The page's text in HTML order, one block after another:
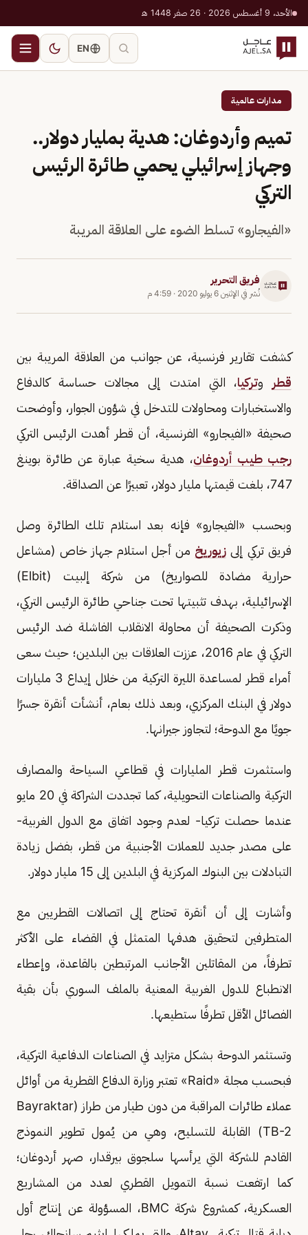
الأحد، 9 أغسطس 2026 · 26 صفر 1448 هـ
EN
مدارات عالمية
تميم وأردوغان: هدية بمليار دولار..
وجهاز إسرائيلي يحمي طائرة الرئيس
التركي
«الفيجارو» تسلط الضوء على العلاقة المريبة
فريق التحرير
نُشر في الإثنين 6 يوليو 2020 · 4:59 م
كشفت تقارير فرنسية، عن جوانب من العلاقة المريبة بين
قطر وتركيا، التي امتدت إلى مجالات حساسة كالدفاع
والاستخبارات ومحاولات للتدخل في شؤون الجوار، وأوضحت
صحيفة «الفيجارو» الفرنسية، أن قطر أهدت الرئيس التركي
رجب طيب أردوغان، هدية سخية عبارة عن طائرة بوينغ
747، بلغت قيمتها مليار دولار، تعبيرًا عن الصداقة.
وبحسب «الفيجارو» فإنه بعد استلام تلك الطائرة وصل
فريق تركي إلى زيوريخ من أجل استلام جهاز خاص (مشاعل
حرارية مضادة للصواريخ) من شركة إلبيت (Elbit)
الإسرائيلية، بهدف تثبيتها تحت جناحي طائرة الرئيس التركي،
وذكرت الصحيفة أن محاولة الانقلاب الفاشلة ضد الرئيس
التركي في عام 2016، عززت العلاقات بين البلدين؛ حيث سعى
أمراء قطر لمساعدة الليرة التركية من خلال إيداع 3 مليارات
دولار في البنك المركزي، وبعد ذلك بعام، أنشأت أنقرة جسرًا
جويًا مع الدوحة؛ لتجاوز جيرانها.
واستثمرت قطر المليارات في قطاعي السياحة والمصارف
التركية والصناعات التحويلية، كما تجددت الشراكة في 20 مايو
عندما حصلت تركيا- لعدم وجود اتفاق مع الدول الغربية-
على مصدر جديد للعملات الأجنبية من قطر، بفضل زيادة
التبادلات بين البنوك المركزية في البلدين إلى 15 مليار دولار.
وأشارت إلى أن أنقرة تحتاج إلى اتصالات القطريين مع
المتطرفين لتحقيق هدفها المتمثل في القضاء على الأكثر
تطرفاً، من المقاتلين الأجانب المرتبطين بالقاعدة، وإعطاء
الانطباع للدول الغربية المعنية بالملف السوري بأن بقية
الفصائل الأقل تطرفًا ستطيعها.
وتستثمر الدوحة بشكل متزايد في الصناعات الدفاعية التركية،
فبحسب مجلة «Raid» تعتبر وزارة الدفاع القطرية من أوائل
عملاء طائرات المراقبة من دون طيار من طراز (Bayraktar
TB-2) القابلة للتسليح، وهي من يُمول تطوير النموذج
القادم للشركة التي يرأسها سلجوق بيرقدار، صهر أردوغان؛
كما ارتفعت نسبة التمويل القطري لعدد من المشاريع
العسكرية، كمشروع شركة BMC، المسؤولة عن إنتاج أول